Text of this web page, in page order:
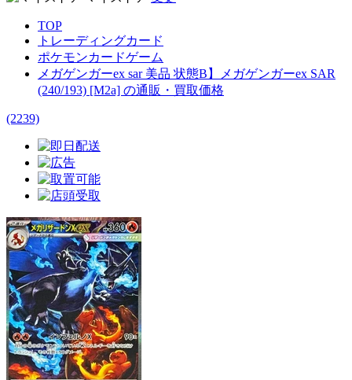
TOP
トレーディングカード
ポケモンカードゲーム
メガゲンガーex sar 美品 状態B】メガゲンガーex SAR
(240/193) [M2a] の通販・買取価格
(2239)